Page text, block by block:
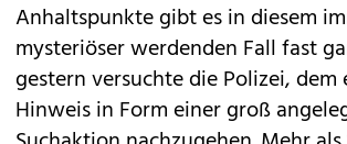
Anhaltspunkte gibt es in diesem
mysteriöser werdenden Fall fast
gestern versuchte die Polizei, dem
Hinweis in Form einer groß